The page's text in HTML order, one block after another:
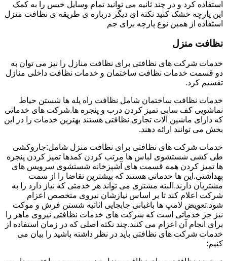
استفاده کرد و در چند ثانیه می توانید تمام وسایل خیس را به کمک
این پارچه خشک کنید نکته ای دیگر درباره ی طریقه ی نظافت منزل
استفاده از همین نوع پارچه برای جم
نظافت منزل
خدمات شرکت های نظافتی برای نظافت منازل را نیز می توان به
دو قسمت خدمات نظافت ساختمان و خدمات نظافت داخلی منازل
تقسیم کرد.
خدمات نظافت ساختمان شامل نظافت راه پله ها شستن حیاط
نماشویی کف سابی تمیز کردن درب و پنجره ها.شرکت های خدماتی
که دارای ماشین آلات تجاری نظافتی هستند بهترین خدمات را در این
بخش می توانند ارائه دهند.
خدمات شرکت های نظافتی برای نظافت منزل شامل:جاروکشی
طی کشی شستشوی لباس ها مرتب کردن کمدها تمیز کردن پنجره
ها تمیز کردن همه قسمت های آشپزخانه شستشوی سرویس های
بهداشتی.این ها خدماتی هستند که بیشترین تقاضا را از سمت
مشتریان دارند.البته مشتری می تواند هر خدمتی که نیاز دارد را به
شرکت اعلام کند تا بر اساس نیازشان نیروی متخصص اعزام
شود.تعویض لامپ ها باغبانی جابجایی اثاثیه شستن فرش و موکت
نیز جز خدماتی است که شرکت های خدمات نظافتی نیروی ماهر را
برای انجام آن اعزام می کنند.چند نکته اصلی که در زمان استفاده از
خدمات شرکت های نظافتی باید در نظر داشته باشید را بیان می
کنیم: